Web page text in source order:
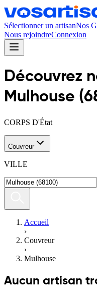
Sélectionner un artisanNos
Nous rejoindreConnexion
Découvrez
Mulhouse (
CORPS D'État
Couvreur
VILLE
Accueil
›
Couvreur
›
Mulhouse
Aucun artisan